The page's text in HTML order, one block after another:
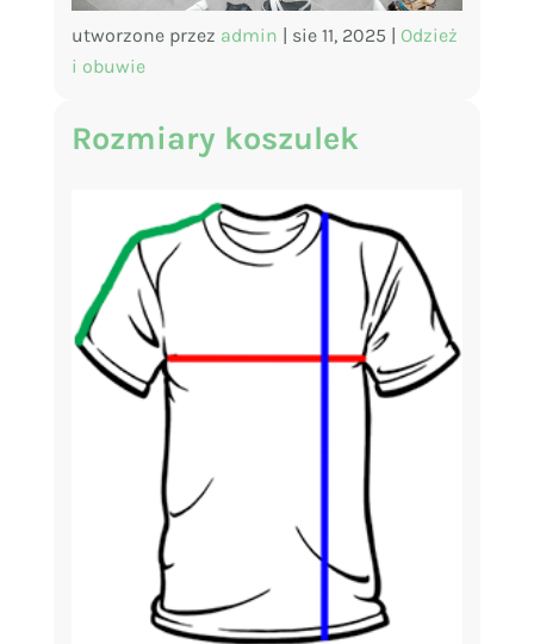
utworzone przez admin | sie 11, 2025 | Odzież
i obuwie
Rozmiary koszulek